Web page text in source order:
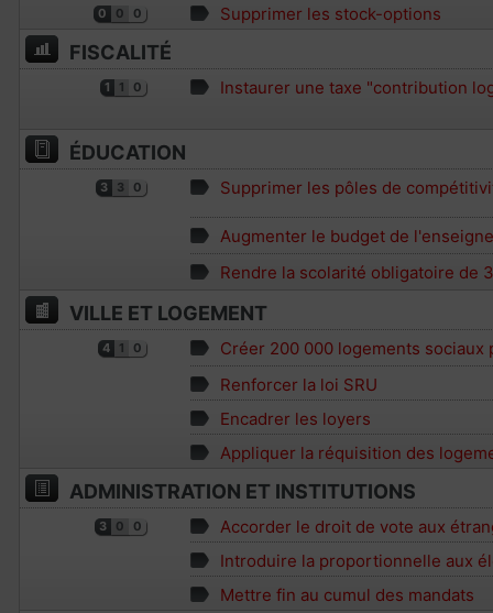
0 0 0 Supprimer les stock-options
FISCALITÉ
1 1 0 Instaurer une taxe "contribution
ÉDUCATION
3 3 0 Supprimer les pôles de
Augmenter le budget de
Rendre la scolarité obligatoire de
VILLE ET LOGEMENT
4 1 0
Créer 200 000 logements sociaux
Renforcer la loi SRU
Encadrer les loyers
Appliquer la réquisition des
ADMINISTRATION ET INSTITUTIONS
3 0 0
Accorder le droit de vote aux
Introduire la proportionnelle aux
Mettre fin au cumul des mandats